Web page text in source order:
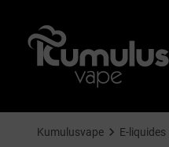
Kumulusvape E-liquides